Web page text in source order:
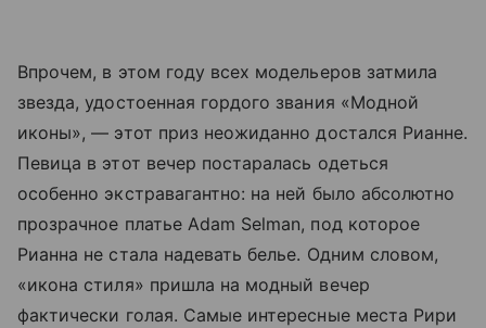
Впрочем, в этом году всех модельеров затмила
звезда, удостоенная гордого звания «Модной
иконы», — этот приз неожиданно достался Рианне.
Певица в этот вечер постаралась одеться
особенно экстравагантно: на ней было абсолютно
прозрачное платье Adam Selman, под которое
Рианна не стала надевать белье. Одним словом,
«икона стиля» пришла на модный вечер
фактически голая. Самые интересные места Рири